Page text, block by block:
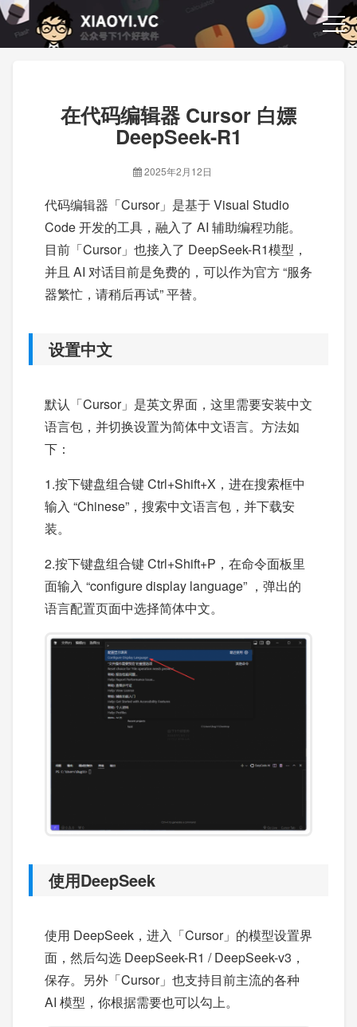
在代码编辑器 Cursor 白嫖
DeepSeek-R1
2025年2月12日
代码编辑器「Cursor」是基于 Visual Studio
Code 开发的工具，融入了 AI 辅助编程功能。
目前「Cursor」也接入了 DeepSeek-R1模型，
并且 AI 对话目前是免费的，可以作为官方 “服务
器繁忙，请稍后再试” 平替。
设置中文
默认「Cursor」是英文界面，这里需要安装中文
语言包，并切换设置为简体中文语言。方法如
下：
1.按下键盘组合键 Ctrl+Shift+X，进在搜索框中
输入 “Chinese”，搜索中文语言包，并下载安
装。
2.按下键盘组合键 Ctrl+Shift+P，在命令面板里
面输入 “configure display language” ，弹出的
语言配置页面中选择简体中文。
使用DeepSeek
使用 DeepSeek，进入「Cursor」的模型设置界
面，然后勾选 DeepSeek-R1 / DeepSeek-v3，
保存。另外「Cursor」也支持目前主流的各种
AI 模型，你根据需要也可以勾上。